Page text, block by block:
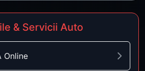
& Servicii Auto
Online